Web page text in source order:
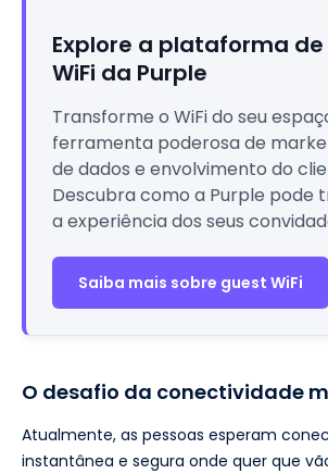
Explore a plataforma
WiFi da Purple
Transforme o WiFi do seu
ferramenta poderosa de
de dados e envolvimento do
Descubra como a Purple pode
a experiência dos seus
Saiba mais sobre guest WiFi
O desafio da conectividade
Atualmente, as pessoas esperam
instantânea e segura onde quer que